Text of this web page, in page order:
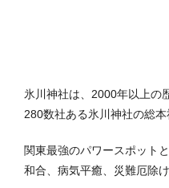
氷川神社は、2000年以上の
280数社ある氷川神社の総本
関東最強のパワースポット
和合、病気平癒、災難厄除